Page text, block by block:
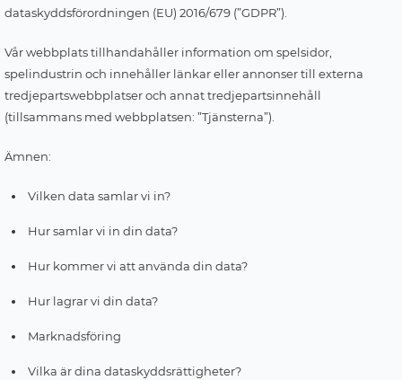
dataskyddsförordningen (EU) 2016/679 (”GDPR”).
Vår webbplats tillhandahåller information om spelsidor,
spelindustrin och innehåller länkar eller annonser till externa
tredjepartswebbplatser och annat tredjepartsinnehåll
(tillsammans med webbplatsen: ”Tjänsterna”).
Ämnen:
Vilken data samlar vi in?
Hur samlar vi in din data?
Hur kommer vi att använda din data?
Hur lagrar vi din data?
Marknadsföring
Vilka är dina dataskyddsrättigheter?